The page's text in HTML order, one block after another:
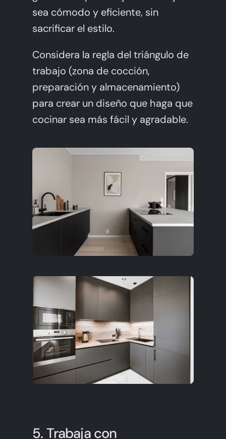
sea cómodo y eficiente, sin
sacrificar el estilo.
Considera la regla del triángulo de
trabajo (zona de cocción,
preparación y almacenamiento)
para crear un diseño que haga que
cocinar sea más fácil y agradable.
5. Trabaja con